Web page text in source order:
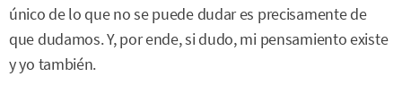
único de lo que no se puede dudar es precisamente de
que dudamos. Y, por ende, si dudo, mi pensamiento existe
y yo también.